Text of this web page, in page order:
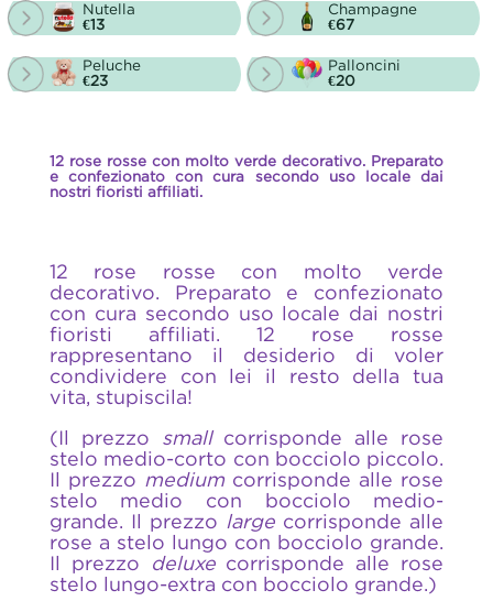
Nutella
€13
Peluche
€23
Champagne
€67
Palloncini
€20
12 rose rosse con molto verde decorativo. Preparato
e confezionato con cura secondo uso locale dai
nostri fioristi affiliati.
12 rose rosse con molto verde
decorativo. Preparato e confezionato
con cura secondo uso locale dai nostri
fioristi affiliati. 12 rose rosse
rappresentano il desiderio di voler
condividere con lei il resto della tua
vita, stupiscila!
(Il prezzo small corrisponde alle rose
stelo medio-corto con bocciolo piccolo.
Il prezzo medium corrisponde alle rose
stelo medio con bocciolo medio-
grande. Il prezzo large corrisponde alle
rose a stelo lungo con bocciolo grande.
Il prezzo
deluxecorrisponde alle rose
stelo lungo-extra con bocciolo grande.)